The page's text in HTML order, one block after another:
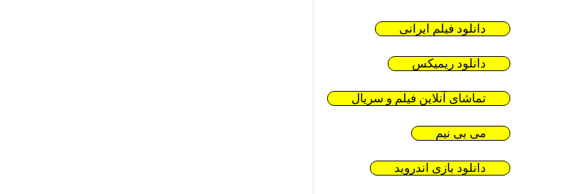
دانلود فیلم ایرانی
دانلود ریمیکس
تماشای آنلاین فیلم و سریال
می بی نیم
دانلود بازی اندروید